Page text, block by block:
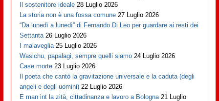
Il sostenitore ideale 28 Luglio 2026
La storia non è una fossa comune 27 Luglio 2026
“Da lunedì a lunedì” di Fernando Di Leo per guardare ai resti dei
Settanta 26 Luglio 2026
I malaveglia 25 Luglio 2026
Wasichu, papalagi, sempre quelli siamo 24 Luglio 2026
Case morte 23 Luglio 2026
Il poeta che cantò la gravitazione universale e la caduta (degli
angeli e degli uomini) 22 Luglio 2026
E man int la zità, cittadinanza e lavoro a Bologna 21 Luglio